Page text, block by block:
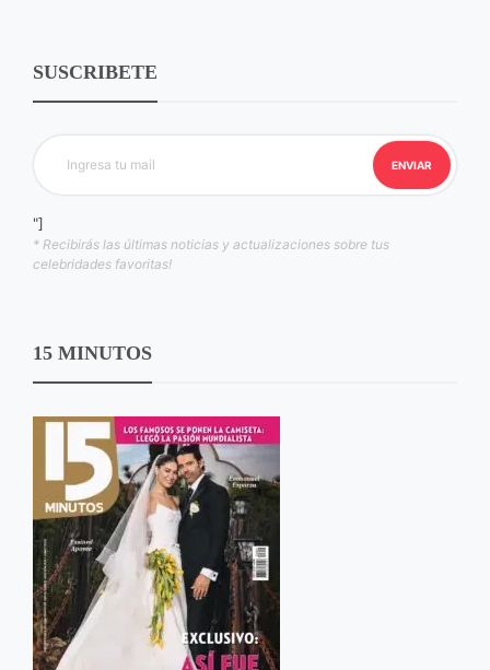
SUSCRIBETE
"]
* Recibirás las últimas noticias y actualizaciones sobre tus
celebridades favoritas!
15 MINUTOS